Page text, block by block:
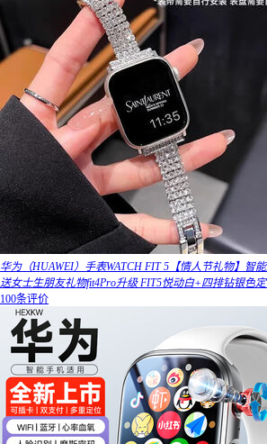
华为（HUAWEI）手表WATCH FIT 5【情人节礼物】智
送女士生朋友礼物fit4Pro升级 FIT5悦动白+四排钻银色
100条评价